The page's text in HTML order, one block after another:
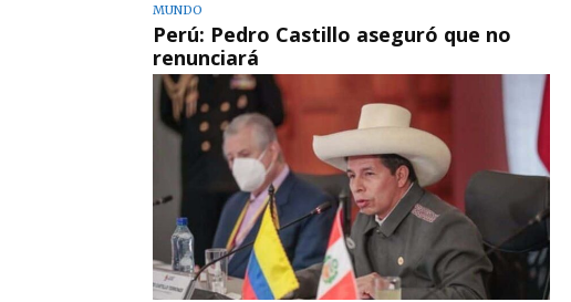
MUNDO
Perú: Pedro Castillo aseguró que no
renunciará